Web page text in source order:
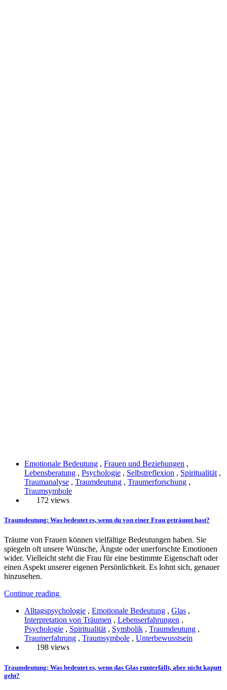
Emotionale Bedeutung , Frauen und Beziehungen ,
Lebensberatung , Psychologie , Selbstreflexion , Spiritualität ,
Traumanalyse , Traumdeutung , Traumerforschung ,
Traumsymbole
172 views
Traumdeutung: Was bedeutet es, wenn du von einer Frau geträumt hast?
Träume von Frauen können vielfältige Bedeutungen haben. Sie
spiegeln oft unsere Wünsche, Ängste oder unerforschte Emotionen
wider. Vielleicht steht die Frau für eine bestimmte Eigenschaft oder
einen Aspekt unserer eigenen Persönlichkeit. Es lohnt sich, genauer
hinzusehen.
Continue reading
Alltagspsychologie , Emotionale Bedeutung , Glas ,
Interpretation von Träumen , Lebenserfahrungen ,
Psychologie , Spiritualität, Symbolik , Traumdeutung ,
Traumerfahrung , Traumsymbole , Unterbewusstsein
198 views
Traumdeutung: Was bedeutet es, wenn das Glas runterfällt, aber nicht kaputt
geht?